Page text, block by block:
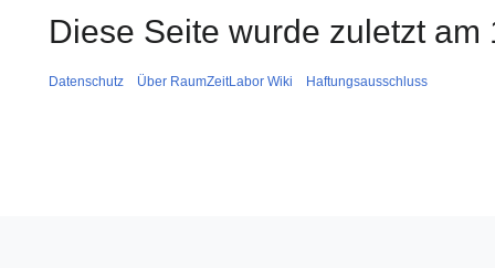
Diese Seite wurde zuletzt
Datenschutz Über RaumZeitLabor Wiki Haftungsausschluss